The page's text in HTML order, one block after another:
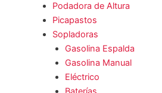
Podadora de Altura
Picapastos
Sopladoras
Gasolina Espalda
Gasolina Manual
Eléctrico